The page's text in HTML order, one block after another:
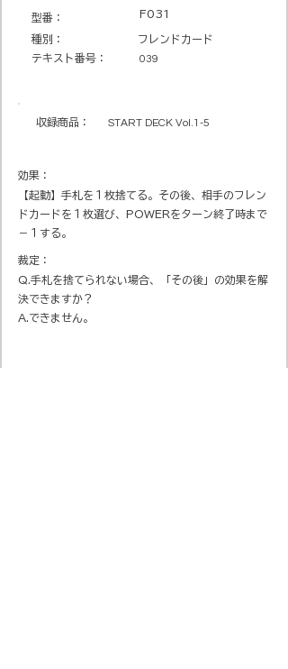
​型番​： F031
種別：
フレンドカード
テキスト番号​：
039
収録商品​： START DECK Vol.1-5
効果：
【起動】手札を１枚捨てる。その後、相手のフレン
ドカードを１枚選び、POWERをターン終了時まで
－１する。
裁定：
Q.手札を捨てられない場合、「その後」の効果を解
決できますか？​
A.できません。